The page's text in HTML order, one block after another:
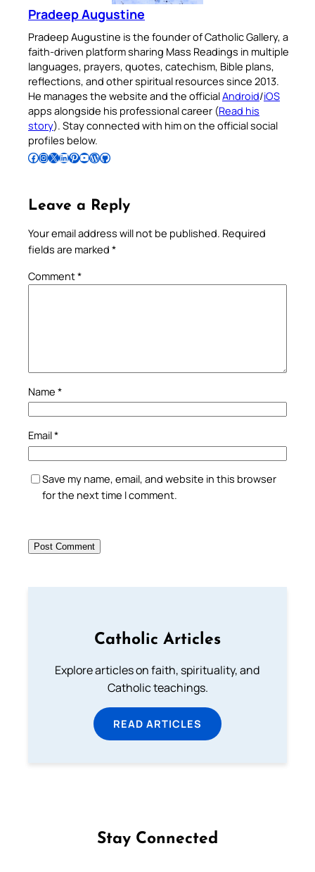
Pradeep Augustine
Pradeep Augustine is the founder of Catholic Gallery, a
faith-driven platform sharing Mass Readings in multiple
languages, prayers, quotes, catechism, Bible plans,
reflections, and other spiritual resources since 2013.
He manages the website and the officialAndroid/iOS
apps alongside his professional career (Read his
story). Stay connected with him on the official social
profiles below.
Follow Pradeep on Facebook Follow Pradeep on InstagramFollow Pradeep on X Follow Pradeep on LinkedIn Follow Pradeep on Pinterest Subscribe to Pradeep’s Youtube Channel Follow Pradeep on WordPress Follow Pradeep on GitHub
Leave a Reply
Your email address will not be published. Required
fields are marked *
Comment*
Name *
Email*
Save my name, email, and website in this browser
for the next time I comment.
Catholic Articles
Explore articles on faith, spirituality, and
Catholic teachings.
READ ARTICLES
Stay Connected